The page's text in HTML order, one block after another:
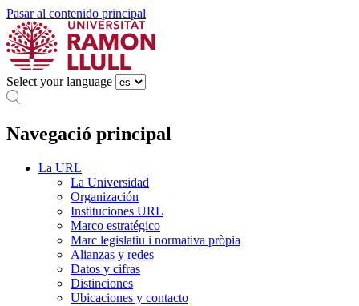
Pasar al contenido principal
Select your language
Navegació principal
La URL
La Universidad
Organización
Instituciones URL
Marco estratégico
Marc legislatiu i normativa pròpia
Alianzas y redes
Datos y cifras
Distinciones
Ubicaciones y contacto